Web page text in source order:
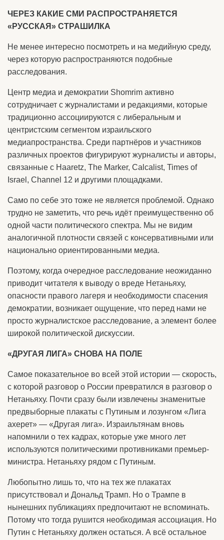
ЧЕРЕЗ КАКИЕ СМИ РАСПРОСТРАНЯЕТСЯ
«РУССКАЯ» СТРАШИЛКА
Не менее интересно посмотреть и на медийную среду,
через которую распространяются подобные
расследования.
Центр медиа и демократии Shomrim активно
сотрудничает с журналистами и редакциями, которые
традиционно ассоциируются с либеральным и
центристским сегментом израильского
медиапространства. Среди партнёров и участников
различных проектов фигурируют журналисты и авторы,
связанные с Haaretz, The Marker, Calcalist, Times of
Israel, Channel 12 и другими площадками.
Само по себе это тоже не является проблемой. Однако
трудно не заметить, что речь идёт преимущественно об
одной части политического спектра. Мы не видим
аналогичной плотности связей с консервативными или
национально ориентированными медиа.
Поэтому, когда очередное расследование неожиданно
приводит читателя к выводу о вреде Нетаньяху,
опасности правого лагеря и необходимости спасения
демократии, возникает ощущение, что перед нами не
просто журналистское расследование, а элемент более
широкой политической дискуссии.
«ДРУГАЯ ЛИГА» СНОВА НА ПОЛЕ
Самое показательное во всей этой истории — скорость,
с которой разговор о России превратился в разговор о
Нетаньяху. Почти сразу были извлечены знаменитые
предвыборные плакаты с Путиным и лозунгом «Лига
ахерет» — «Другая лига». Израильтянам вновь
напомнили о тех кадрах, которые уже много лет
используются политическими противниками премьер-
министра. Нетаньяху рядом с Путиным.
Любопытно лишь то, что на тех же плакатах
присутствовал и Дональд Трамп. Но о Трампе в
нынешних публикациях предпочитают не вспоминать.
Потому что тогда рушится необходимая ассоциация. Но
Путин с Нетаньяху должен остаться. А всё остальное